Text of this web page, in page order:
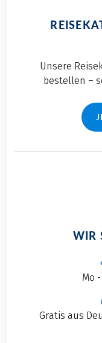
Unsere
bestellen –
WIR
Mo
Gratis aus